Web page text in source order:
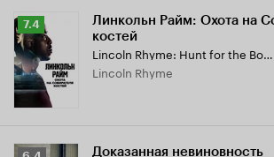
Рейтинг
Кинопоиска
7.4
7.4
Линкольн Райм: Охота на
костей
Lincoln Rhyme: Hunt for the Bone Collector
Lincoln Rhyme
Доказанная невиновность